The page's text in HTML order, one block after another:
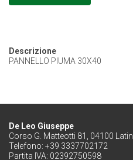
Descrizione
PANNELLO PIUMA 30X40
De Leo Giuseppe
Corso G. Matteotti 81, 04100
Telefono: +39 3337702172
Partita IVA: 02392750598